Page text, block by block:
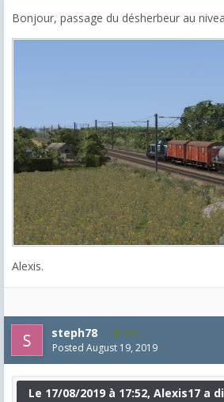
Bonjour, passage du désherbeur au
Alexis.
steph78 210
Posted August 19, 2019
Le 17/08/2019 à 17:52, Alexis17 a